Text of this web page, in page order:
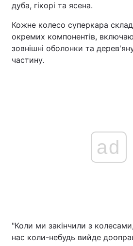
дуба, гікорі та ясена.
Кожне колесо суперкара
окремих компонентів,
зовнішні оболонки та
частину.
ad
"Коли ми закінчили з
нас коли-небудь вийде